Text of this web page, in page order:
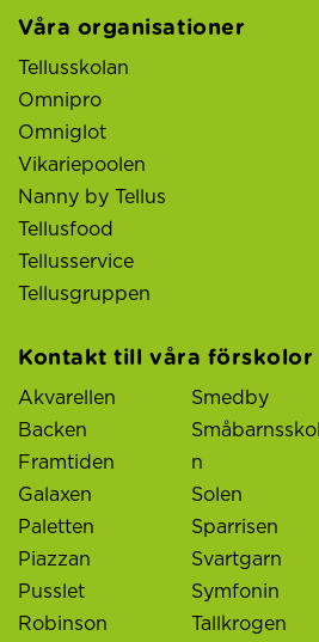
Våra organisationer
Tellusskolan
Omnipro
Omniglot
Vikariepoolen
Nanny by Tellus
Tellusfood
Tellusservice
Tellusgruppen
Kontakt till våra förskolor
Akvarellen
Backen
Framtiden
Galaxen
Paletten
Piazzan
Pusslet
Robinson
Smedby
n
Solen
Sparrisen
Svartgarn
Symfonin
Tallkrogen